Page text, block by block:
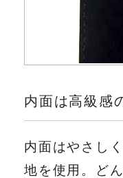
内面は高級感
内面はやさし
地を使用。ど